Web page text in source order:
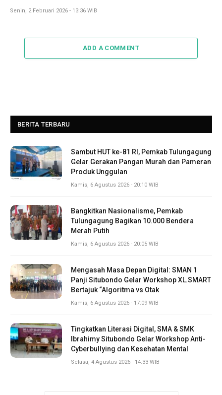
Senin, 2 Februari 2026 - 13:36 WIB
ADD A COMMENT
BERITA TERBARU
Sambut HUT ke-81 RI, Pemkab Tulungagung
Gelar Gerakan Pangan Murah dan Pameran
Produk Unggulan
Kamis, 6 Agustus 2026 - 20:10 WIB
Bangkitkan Nasionalisme, Pemkab
Tulungagung Bagikan 10.000 Bendera
Merah Putih
Kamis, 6 Agustus 2026 - 20:05 WIB
Mengasah Masa Depan Digital: SMAN 1
Panji Situbondo Gelar Workshop XL.SMART
Bertajuk “Algoritma vs Otak
Kamis, 6 Agustus 2026 - 17:09 WIB
Tingkatkan Literasi Digital, SMA & SMK
Ibrahimy Situbondo Gelar Workshop Anti-
Cyberbullying dan Kesehatan Mental
Selasa, 4 Agustus 2026 - 14:33 WIB